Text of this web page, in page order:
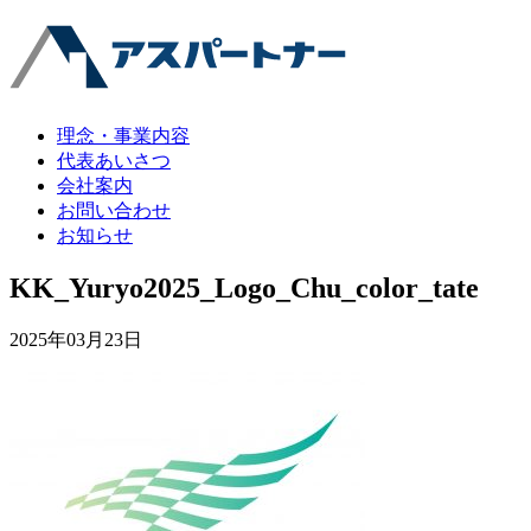
理念・事業内容
代表あいさつ
会社案内
お問い合わせ
お知らせ
KK_Yuryo2025_Logo_Chu_color_tate
2025年03月23日